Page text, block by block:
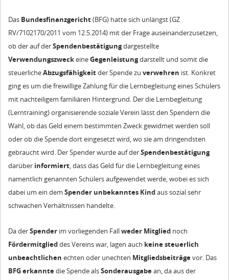
Das Bundesfinanzgericht(BFG) hatte sich unlängst (GZ
RV/7102170/2011 vom 12.5.2014) mit der Frage auseinanderzusetzen,
ob der auf derSpendenbestätigungdargestellte
VerwendungszweckeineGegenleistungdarstellt und somit die
steuerlicheAbzugsfähigkeitder Spende zu verwehren ist. Konkret
ging es um die freiwillige Zahlung für die Lernbegleitung eines Schülers
mit nachteiligem familiären Hintergrund. Der die Lernbegleitung
(Lerntraining) organisierende soziale Verein lässt den Spendern die
Wahl, ob das Geld einem bestimmten Zweck gewidmet werden soll
oder ob die Spende dort eingesetzt wird, wo sie am dringendsten
gebraucht wird. Der Spender wurde auf derSpendenbestätigung
darüber informiert, dass das Geld für die Lernbegleitung eines
namentlich genannten Schülers aufgewendet werde, wobei es sich
dabei um ein dem Spender unbekanntes Kindaus sozial sehr
schwachen Verhältnissen handelte.
Da derSpender im vorliegenden Fallweder Mitglied noch
Fördermitglieddes Vereins war, lagen auch keinesteuerlich
unbeachtlichen echten oder unechten Mitgliedsbeiträgevor. Das
BFGerkanntedie Spende alsSonderausgabean, da aus der